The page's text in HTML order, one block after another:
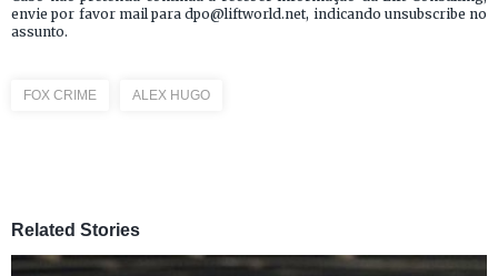
envie por favor mail para dpo@liftworld.net, indicando unsubscribe no
assunto.
FOX CRIME ALEX HUGO
Related Stories